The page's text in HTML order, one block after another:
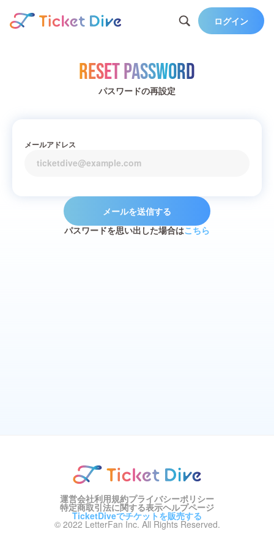
ログイン
Reset Password
パスワードの再設定
メールアドレス
メールを送信する
パスワードを思い出した場合はこちら
運営会社利用規約プライバシーポリシー
特定商取引法に関する表示ヘルプページ
TicketDiveでチケットを販売する
© 2022 LetterFan Inc. All Rights Reserved.